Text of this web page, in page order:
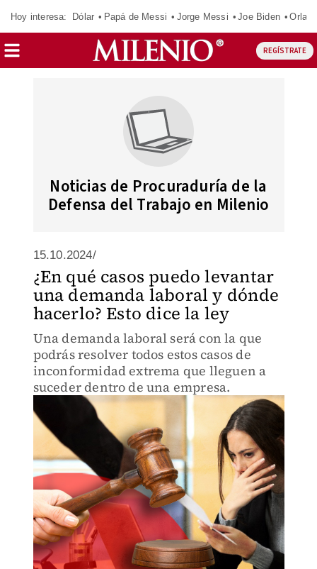
Hoy interesa: Dólar Papá de Messi Jorge Messi Joe Biden
REGÍSTRATE
Noticias de Procuraduría de la
Defensa del Trabajo en Milenio
15.10.2024/
¿En qué casos puedo levantar
una demanda laboral y dónde
hacerlo? Esto dice la ley
Una demanda laboral será con la que
podrás resolver todos estos casos de
inconformidad extrema que lleguen a
suceder dentro de una empresa.